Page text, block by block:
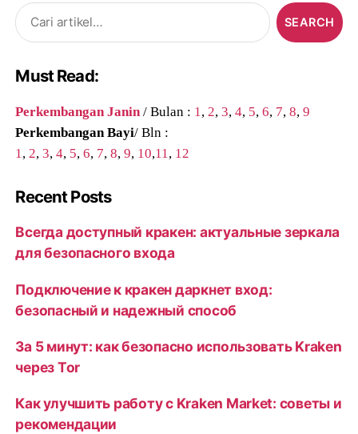
Search
for:
Must Read:
Perkembangan Janin / Bulan : 1 , 2,3,4, 5,6, 7,8,9
Perkembangan Bayi/ Bln :
1 , 2,3,4, 5,6, 7,8,9, 10,11 , 12
Recent Posts
Всегда доступный кракен: актуальные зеркала
для безопасного входа
Подключение к кракен даркнет вход:
безопасный и надежный способ
За 5 минут: как безопасно использовать Kraken
через Tor
Как улучшить работу с Kraken Market: советы и
рекомендации